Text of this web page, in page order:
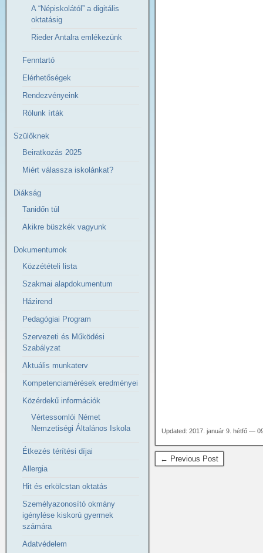
Updated: 2017. január 9. hétfő —
← Previous Post
A “Népiskolától” a digitális
oktatásig
Rieder Antalra emlékezünk
Fenntartó
Elérhetőségek
Rendezvényeink
Rólunk írták
Szülőknek
Beiratkozás 2025
Miért válassza iskolánkat?
Diákság
Tanidőn túl
Akikre büszkék vagyunk
Dokumentumok
Közzétételi lista
Szakmai alapdokumentum
Házirend
Pedagógiai Program
Szervezeti és Működési
Szabályzat
Aktuális munkaterv
Kompetenciamérések eredményei
Közérdekű információk
Vértessomlói Német
Nemzetiségi Általános Iskola
Étkezés térítési díjai
Allergia
Hit és erkölcstan oktatás
Személyazonosító okmány
igénylése kiskorú gyermek
számára
Adatvédelem